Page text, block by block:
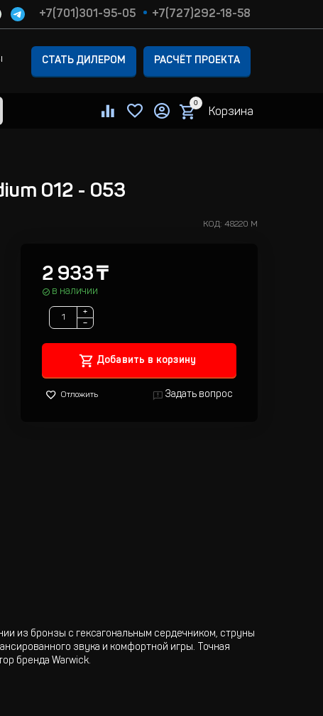
+7(701)301-95-05 +7(727)292-18-58
СТАТЬ ДИЛЕРОМ РАСЧЁТ ПРОЕКТА
0
Корзина
012 - 053
КОД: 48220 M
2 933₸
в наличии
+
−
Добавить в корзину
Отложить Задать вопрос
из бронзы с гексагональным сердечником, струны
звука и комфортной игры. Точная
бренда Warwick.